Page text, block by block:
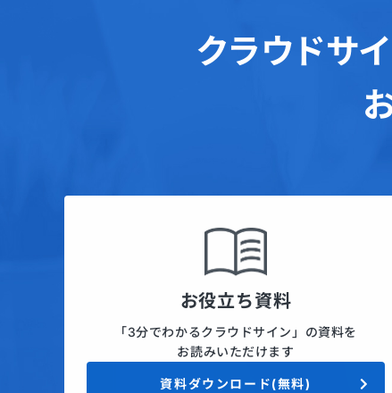
クラウドサ
お役立ち資料
「3分でわかるクラウドサイン」の資料を
お読みいただけます
資料ダウンロード(無料)